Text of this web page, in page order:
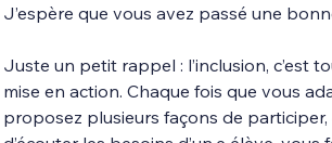
J’espère que vous avez passé une
Juste un petit rappel : l’inclusion, c’est
mise en action. Chaque fois que vous
proposez plusieurs façons de